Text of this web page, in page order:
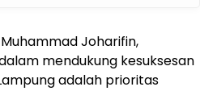
Joharifin,
mendukung kesuksesan
adalah prioritas